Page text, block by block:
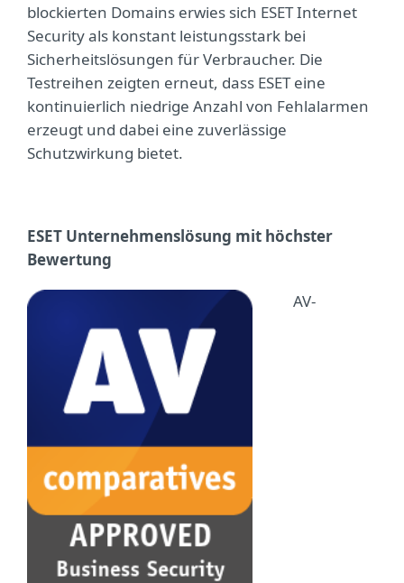
blockierten Domains erwies sich ESET Internet
Security als konstant leistungsstark bei
Sicherheitslösungen für Verbraucher. Die
Testreihen zeigten erneut, dass ESET eine
kontinuierlich niedrige Anzahl von Fehlalarmen
erzeugt und dabei eine zuverlässige
Schutzwirkung bietet.
ESET Unternehmenslösung mit höchster
Bewertung
AV-